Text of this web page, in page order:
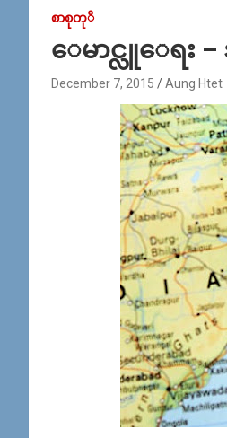
စာစုတုိ
ေမာင္လူေရး
December 7, 2015 Aung Htet